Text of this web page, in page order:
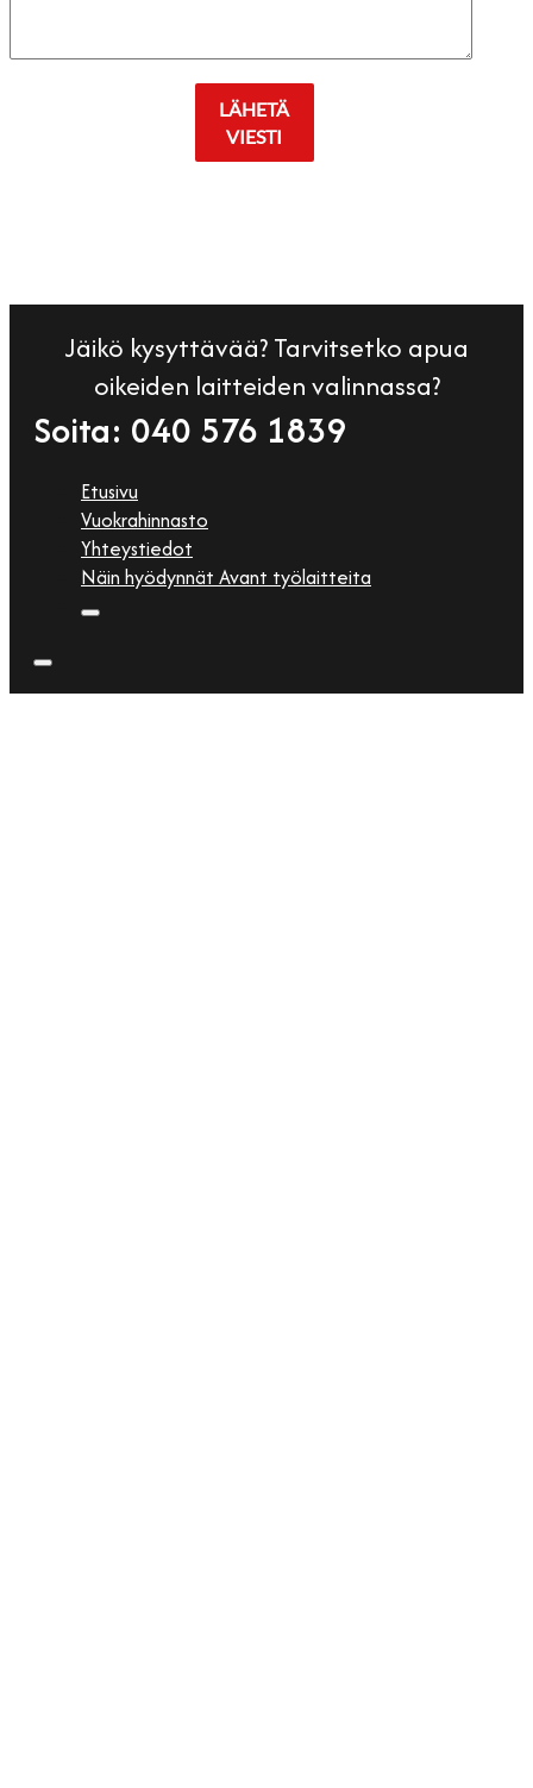
LÄHETÄ
VIESTI
Jäikö kysyttävää? Tarvitsetko apua
oikeiden laitteiden valinnassa?
Soita: 040 576 1839
Etusivu
Vuokrahinnasto
Yhteystiedot
Näin hyödynnät Avant työlaitteita